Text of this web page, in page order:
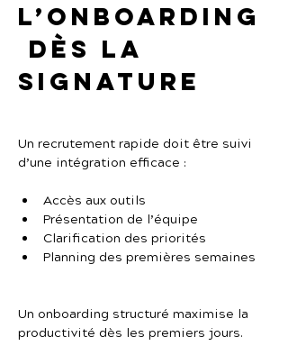
l’onboarding
dès la
signature
Un recrutement rapide doit être suivi
d’une intégration efficace :
Accès aux outils
Présentation de l’équipe
Clarification des priorités
Planning des premières semaines
Un onboarding structuré maximise la
productivité dès les premiers jours.